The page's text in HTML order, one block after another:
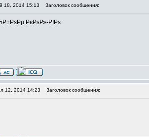
18, 2014 15:13 Заголовок сообщения:
РєРѕР»-РІРѕ
12, 2014 14:23 Заголовок сообщения: